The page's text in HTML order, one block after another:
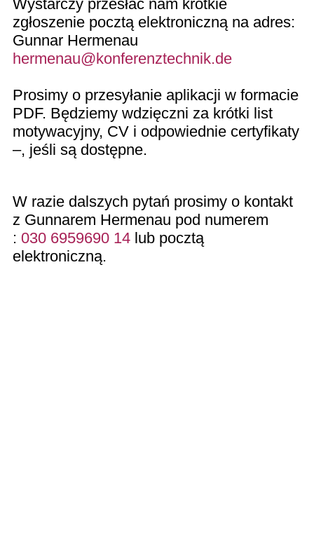
Wystarczy przesłać nam krótkie
zgłoszenie pocztą elektroniczną na adres:
Gunnar Hermenau
hermenau@konferenztechnik.de
Prosimy o przesyłanie aplikacji w formacie
PDF. Będziemy wdzięczni za krótki list
motywacyjny, CV i odpowiednie certyfikaty
–, jeśli są dostępne.
W razie dalszych pytań prosimy o kontakt
z Gunnarem Hermenau pod numerem
: 030 6959690 14 lub pocztą
elektroniczną.